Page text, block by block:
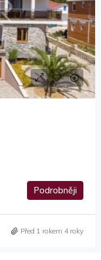
Podrobněji
Před 1 rokem 4 roky